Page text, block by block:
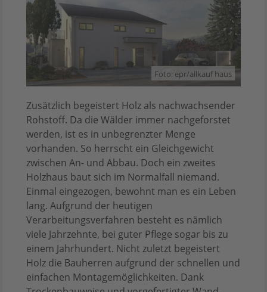
Foto: epr/allkauf haus
Zusätzlich begeistert Holz als nachwachsender
Rohstoff. Da die Wälder immer nachgeforstet
werden, ist es in unbegrenzter Menge
vorhanden. So herrscht ein Gleichgewicht
zwischen An- und Abbau. Doch ein zweites
Holzhaus baut sich im Normalfall niemand.
Einmal eingezogen, bewohnt man es ein Leben
lang. Aufgrund der heutigen
Verarbeitungsverfahren besteht es nämlich
viele Jahrzehnte, bei guter Pflege sogar bis zu
einem Jahrhundert. Nicht zuletzt begeistert
Holz die Bauherren aufgrund der schnellen und
einfachen Montagemöglichkeiten. Dank